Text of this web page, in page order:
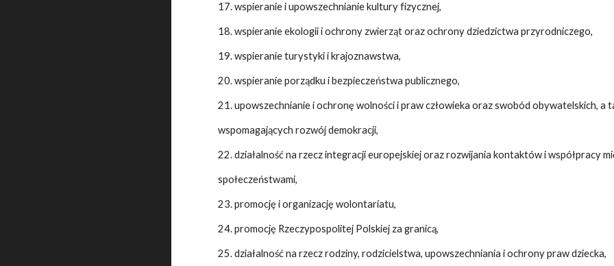
17. wspieranie i upowszechnianie kultury fizycznej,
18. wspieranie ekologii i ochrony zwierząt oraz ochrony dziedzictwa przyrodniczego,
19. wspieranie turystyki i krajoznawstwa,
20. wspieranie porządku i bezpieczeństwa publicznego,
21. upowszechnianie i ochronę wolności i praw człowieka oraz swobód obywatelskich, a
wspomagających rozwój demokracji,
22. działalność na rzecz integracji europejskiej oraz rozwijania kontaktów i współpracy
społeczeństwami,
23. promocję i organizację wolontariatu,
24. promocję Rzeczypospolitej Polskiej za granicą,
25. działalność na rzecz rodziny, rodzicielstwa, upowszechniania i ochrony praw dziecka,